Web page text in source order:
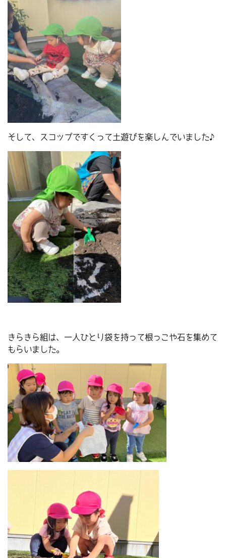
そして、スコップですくって土遊びを楽しんでいました♪
きらきら組は、一人ひとり袋を持って根っこや石を集めて
もらいました。